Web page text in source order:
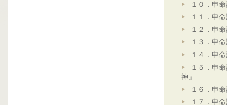
１０．申
１１．申
１２．申
１３．申
１４．申
１５．申
神』
１６．申
１７．申